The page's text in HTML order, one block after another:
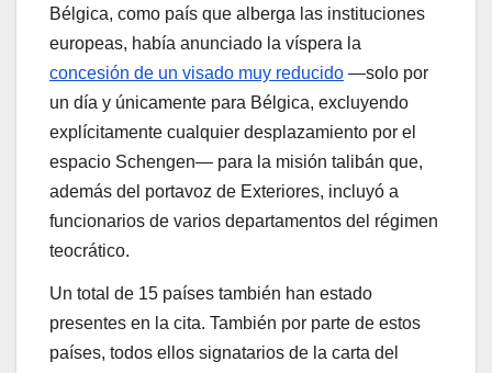
Bélgica, como país que alberga las instituciones
europeas, había anunciado la víspera la
concesión de un visado muy reducido —solo por
un día y únicamente para Bélgica, excluyendo
explícitamente cualquier desplazamiento por el
espacio Schengen— para la misión talibán que,
además del portavoz de Exteriores, incluyó a
funcionarios de varios departamentos del régimen
teocrático.
Un total de 15 países también han estado
presentes en la cita. También por parte de estos
países, todos ellos signatarios de la carta del